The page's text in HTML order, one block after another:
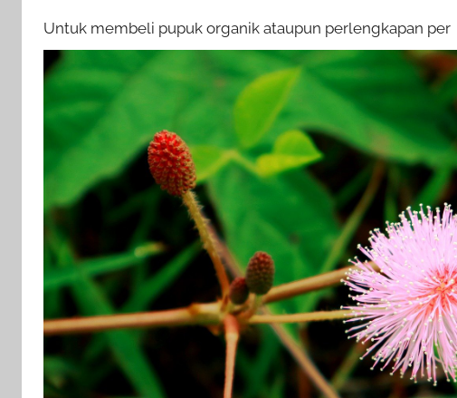
Untuk membeli pupuk organik ataupun perlengkapan per